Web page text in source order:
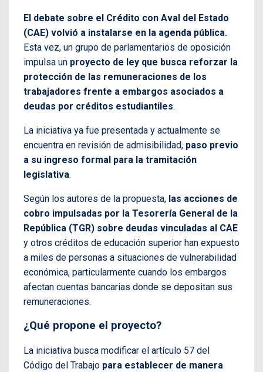
El debate sobre el Crédito con Aval del Estado
(CAE) volvió a instalarse en la agenda pública.
Esta vez, un grupo de parlamentarios de oposición
impulsa un proyecto de ley que busca reforzar la
protección de las remuneraciones de los
trabajadores frente a embargos asociados a
deudas por créditos estudiantiles.
La iniciativa ya fue presentada y actualmente se
encuentra en revisión de admisibilidad, paso previo
a su ingreso formal para la tramitación
legislativa.
Según los autores de la propuesta, las acciones de
cobro impulsadas por la Tesorería General de la
República (TGR) sobre deudas vinculadas al CAE
y otros créditos de educación superior han expuesto
a miles de personas a situaciones de vulnerabilidad
económica, particularmente cuando los embargos
afectan cuentas bancarias donde se depositan sus
remuneraciones.
¿Qué propone el proyecto?
La iniciativa busca modificar el artículo 57 del
Código del Trabajo para establecer de manera